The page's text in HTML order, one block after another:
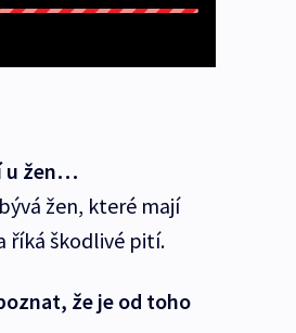
u žen…
žen, které mají
říká škodlivé pití.
že je od toho